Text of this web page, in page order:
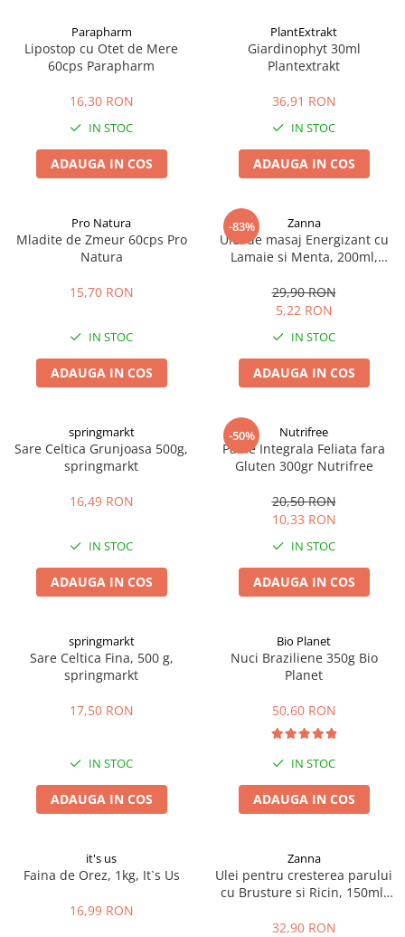
Sanatatea ochilor
Hepato-biliare
Glanda tiroida
Probleme renale
Prostata, urologie
Sistemul osos
Produse naturiste
Antiinflamator
Antitumorale
Articulatii sanatoase
Cardiovasculare
Imunitate
Memorie
Produse sanatate sexuala
Produse pentru Ea
Produse pentru sportivi
Suplimente fitness
Batoane proteice
Pentru antrenament
Mama si copilul
Sarcina si alaptare
Indulcitori
Miere
Bomboane
Gume de mestecat
Siropuri, gemuri
Ciocolata
Miere Manuka
Mancare sanatoasa
Leguminoase
Uleiuri alimentare
Ulei CBD
Produse instant
Atelierul de cafea si ceaiuri
Ceaiuri simple
Ceaiuri medicinale compuse
Ceaiuri Maté
Cafea verde
Alte produse din Cocos
Geluri de dus naturale
Vopsele
Produse de uz casnic
Produse pentru bucatarie
Produse igienizare
Deodorante
Igiena orala
Protectie antivirala
Sare de baie
Detergenti Bio
Parapharm
Lipostop cu Otet de Mere
60cps Parapharm
16,30 RON
IN STOC
ADAUGA IN COS
PlantExtrakt
Giardinophyt 30ml
Plantextrakt
36,91 RON
IN STOC
ADAUGA IN COS
Pro Natura
Mladite de Zmeur 60cps Pro
Natura
15,70 RON
IN STOC
ADAUGA IN COS
-83% Zanna
Ulei de masaj Energizant cu
Lamaie si Menta, 200ml,
29,90 RON
5,22 RON
IN STOC
ADAUGA IN COS
springmarkt
Sare Celtica Grunjoasa 500g,
springmarkt
16,49 RON
IN STOC
ADAUGA IN COS
-50% Nutrifree
Paine Integrala Feliata fara
Gluten 300gr Nutrifree
20,50 RON
10,33 RON
IN STOC
ADAUGA IN COS
springmarkt
Sare Celtica Fina, 500 g,
springmarkt
17,50 RON
IN STOC
ADAUGA IN COS
Bio Planet
Nuci Braziliene 350g Bio
Planet
50,60 RON
IN STOC
ADAUGA IN COS
it's us
Faina de Orez, 1kg, It`s Us
16,99 RON
Zanna
Ulei pentru cresterea parului
cu Brusture si Ricin, 150ml,
32,90 RON